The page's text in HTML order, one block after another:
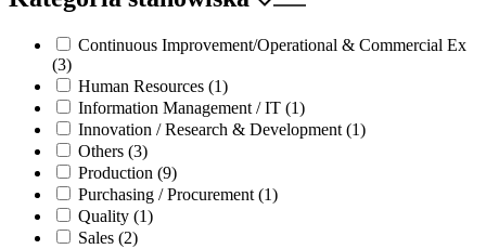
Continuous Improvement/Operational & Commercial Ex
(3)
Human Resources (1)
Information Management / IT (1)
Innovation / Research & Development (1)
Others (3)
Production (9)
Purchasing / Procurement (1)
Quality (1)
Sales (2)